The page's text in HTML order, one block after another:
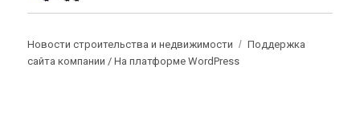
Новости строительства и недвижимости
Поддержка
сайта компании /На платформе WordPress